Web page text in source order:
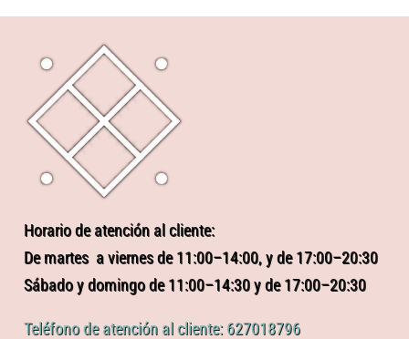
Horario de atención al cliente:
De martes a viernes de 11:00–14:00, y de 17:00–20:30
Sábado y domingo de 11:00–14:30 y de 17:00–20:30
Teléfono de atención al cliente: 627018796